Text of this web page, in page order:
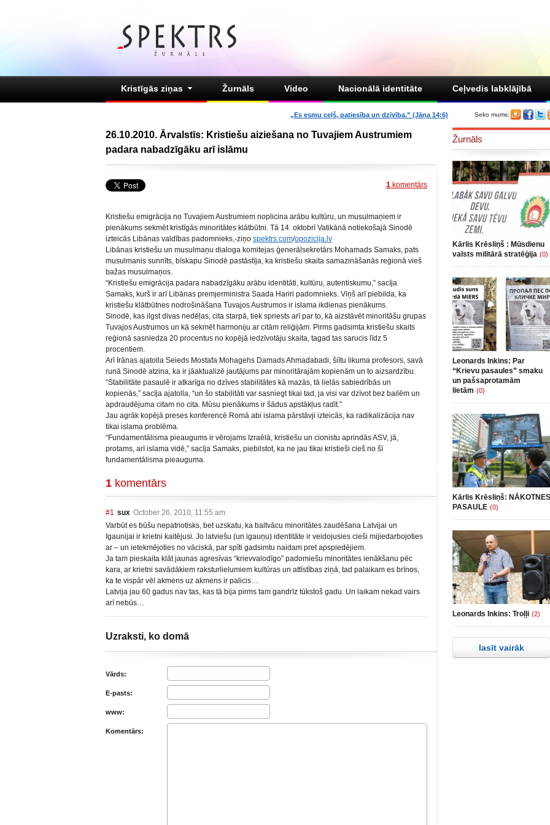
Kristīgās ziņas Žurnāls Video Nacionālā identitāte Ceļvedis labklājībā
Seko mums:
„Es esmu ceļš, patiesība un dzīvība.” (Jāņa 14:6)
26.10.2010. Ārvalstīs: Kristiešu aiziešana no Tuvajiem Austrumiem
padara nabadzīgāku arī islāmu
1 komentārs
Kristiešu emigrācija no Tuvajiem Austrumiem noplicina arābu kultūru, un musulmaņiem ir
pienākums sekmēt kristīgās minoritātes klātbūtni. Tā 14. oktobrī Vatikānā notiekošajā Sinodē
izteicās Libānas valdības padomnieks,-ziņo spektrs.com/opozicija.lv
Libānas kristiešu un musulmaņu dialoga komitejas ģenerālsekretārs Mohamads Samaks, pats
musulmanis sunnīts, bīskapu Sinodē pastāstīja, ka kristiešu skaita samazināšanās reģionā vieš
bažas musulmaņos.
“Kristiešu emigrācija padara nabadzīgāku arābu identitāti, kultūru, autentiskumu,” sacīja
Samaks, kurš ir arī Libānas premjerministra Saada Hariri padomnieks. Viņš arī piebilda, ka
kristiešu klātbūtnes nodrošināšana Tuvajos Austrumos ir islama ikdienas pienākums.
Sinodē, kas ilgst divas nedēļas, cita starpā, tiek spriests arī par to, kā aizstāvēt minoritāšu grupas
Tuvajos Austrumos un kā sekmēt harmoniju ar citām reliģijām. Pirms gadsimta kristiešu skaits
reģionā sasniedza 20 procentus no kopējā iedzīvotāju skaita, tagad tas sarucis līdz 5
procentiem.
Arī Irānas ajatolla Seieds Mostafa Mohagehs Damads Ahmadabadi, šiītu likuma profesors, savā
runā Sinodē atzina, ka ir jāaktualizē jautājums par minoritārajām kopienām un to aizsardzību.
“Stabilitāte pasaulē ir atkarīga no dzīves stabilitātes kā mazās, tā lielās sabiedrībās un
kopienās,” sacīja ajatolla, “un šo stabilitāti var sasniegt tikai tad, ja visi var dzīvot bez bailēm un
apdraudējuma citam no cita. Mūsu pienākums ir šādus apstākļus radīt.”
Jau agrāk kopējā preses konferencē Romā abi islama pārstāvji izteicās, ka radikalizācija nav
tikai islama problēma.
“Fundamentālisma pieaugums ir vērojams Izraēlā, kristiešu un cionistu aprindās ASV, jā,
protams, arī islama vidē,” sacīja Samaks, piebilstot, ka ne jau tikai kristieši cieš no šī
fundamentālisma pieauguma.
1 komentārs
#1 sux October 26, 2010, 11:55 am
Varbūt es būšu nepatriotisks, bet uzskatu, ka baltvācu minoritātes zaudēšana Latvijai un
Igaunijai ir krietni kaitējusi. Jo latviešu (un igauņu) identitāte ir veidojusies cieši mijiedarbojoties
ar – un ietekmējoties no vāciskā, par spīti gadsimtu naidam pret apspiedējiem.
Ja tam pieskaita klāt jaunas agresīvas “krievvalodīgo” padomiešu minoritātes ienākšanu pēc
kara, ar krietni savādākiem raksturlielumiem kultūras un attīstības ziņā, tad palaikam es brīnos,
ka te vispār vēl akmens uz akmens ir palicis…
Latvija jau 60 gadus nav tas, kas tā bija pirms tam gandrīz tūkstoš gadu. Un laikam nekad vairs
arī nebūs…
Uzraksti, ko domā
Vārds:
E-pasts:
www:
Komentārs:
Žurnāls
Kārlis Krēsliņš : Mūsdienu
valsts militārā stratēģija (0)
Leonards Inkins: Par
“Krievu pasaules” smaku
un pašsaprotamām
lietām (0)
Kārlis Krēsliņš: NĀKOTNES
PASAULE (0)
Leonards Inkins: Troļļi (2)
lasīt vairāk